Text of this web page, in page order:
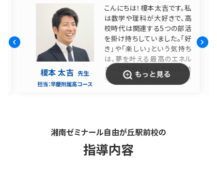
好
ち
長谷川 彰人
担当：早慶附属高コース
直近10年間で指導した
中学3年生
首都圏早慶合格のべ98
名、早慶198名（卒業生
数372名）
早慶附属高コースでは、高校
受験に向けて準備をしたい！
というお子様・保護者様を全
力でサポートし、合格に導く
正しく確かな準備を始めるこ
とができれば大丈夫です！同
じ目標を持った仲間たちと楽
湘南ゼミナール自由が丘駅前校の
指導内容